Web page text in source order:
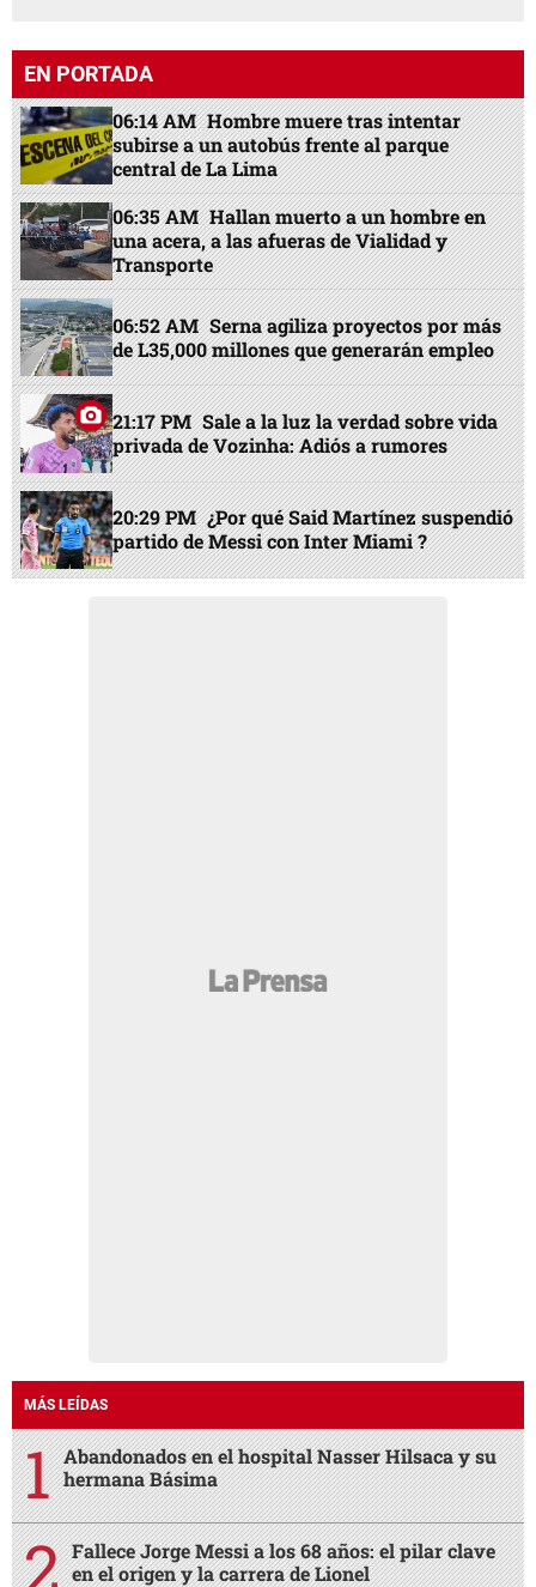
EN PORTADA
06:14 AM Hombre muere tras intentar
subirse a un autobús frente al parque
central de La Lima
06:35 AM Hallan muerto a un hombre en
una acera, a las afueras de Vialidad y
Transporte
06:52 AM Serna agiliza proyectos por más
de L35,000 millones que generarán empleo
21:17 PM Sale a la luz la verdad sobre vida
privada de Vozinha: Adiós a rumores
20:29 PM ¿Por qué Said Martínez suspendió
partido de Messi con Inter Miami ?
MÁS LEÍDAS
Abandonados en el hospital Nasser Hilsaca y su
hermana Básima
Fallece Jorge Messi a los 68 años: el pilar clave
en el origen y la carrera de Lionel